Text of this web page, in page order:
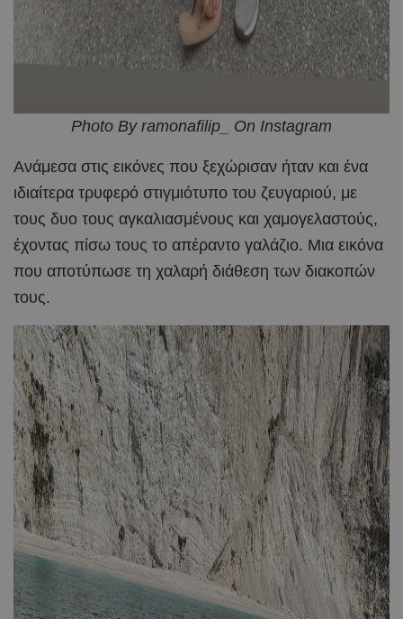
Photo By ramonafilip_ On Instagram
Ανάμεσα στις εικόνες που ξεχώρισαν ήταν και ένα
ιδιαίτερα τρυφερό στιγμιότυπο του ζευγαριού, με
τους δυο τους αγκαλιασμένους και χαμογελαστούς,
έχοντας πίσω τους το απέραντο γαλάζιο. Μια εικόνα
που αποτύπωσε τη χαλαρή διάθεση των διακοπών
τους.